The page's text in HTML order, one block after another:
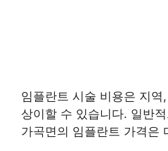
임플란트 시술 비용은 지
상이할 수 있습니다. 일반
가곡면의 임플란트 가격은